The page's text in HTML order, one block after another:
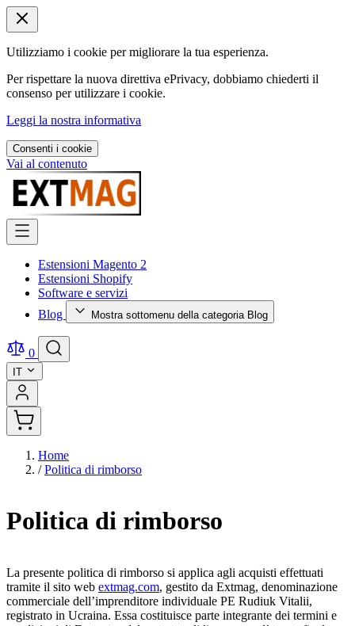
Utilizziamo i cookie per migliorare la tua esperienza.
Per rispettare la nuova direttiva ePrivacy, dobbiamo chiederti il
consenso per utilizzare i cookie.
Leggi la nostra informativa
Consenti i cookie
Vai al contenuto
Estensioni Magento 2
Estensioni Shopify
Software e servizi
Blog
Mostra sottomenu della categoria Blog
0
IT
Home
/ Politica di rimborso
Politica di rimborso
La presente politica di rimborso si applica agli acquisti effettuati
tramite il sito web extmag.com, gestito da Extmag, denominazione
commerciale dell’imprenditore individuale PE Rudiuk Vitalii,
registrato in Ucraina. Essa costituisce parte integrante dei termini e